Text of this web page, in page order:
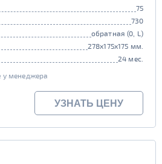
75
730
обратная (0, L)
278x175x175 мм.
24 мес.
у менеджера
УЗНАТЬ ЦЕНУ